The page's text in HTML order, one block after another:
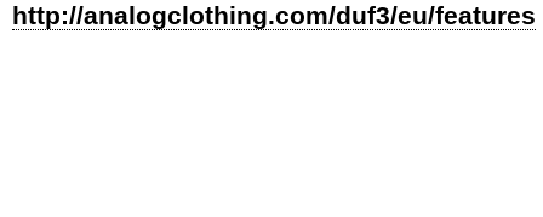
http://analogclothing.com/duf3/eu/features